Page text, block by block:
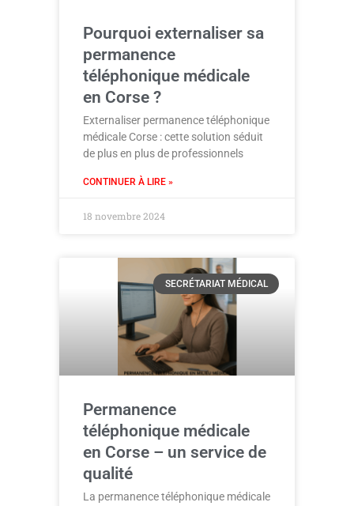
Pourquoi externaliser sa
permanence
téléphonique médicale
en Corse ?
Externaliser permanence téléphonique
médicale Corse : cette solution séduit
de plus en plus de professionnels
CONTINUER À LIRE »
18 novembre 2024
SECRÉTARIAT MÉDICAL
Permanence
téléphonique médicale
en Corse – un service de
qualité
La permanence téléphonique médicale